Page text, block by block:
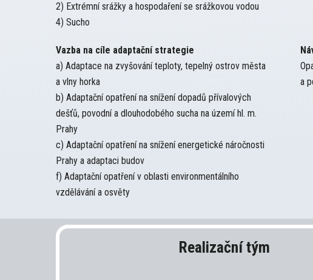
2) Extrémní srážky a hospodaření se srážkovou vodou
4) Sucho
Vazba na cíle adaptační strategie
a) Adaptace na zvyšování teploty, tepelný ostrov města
a vlny horka
b) Adaptační opatření na snížení dopadů přívalových
dešťů, povodní a dlouhodobého sucha na území hl. m.
Prahy
c) Adaptační opatření na snížení energetické náročnosti
Prahy a adaptaci budov
f) Adaptační opatření v oblasti environmentálního
vzdělávání a osvěty
a
Realizační tým